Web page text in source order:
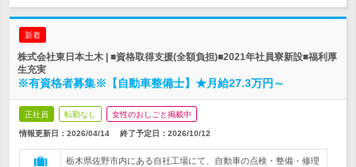
新着
株式会社東日本土木 | ■資格取得支援(全額負担)■2021年社員寮新設■福利厚
生充実
※有資格者募集※【自動車整備士】★月給27.3万円～
正社員 転勤なし 女性のおしごと掲載中
情報更新日：2026/04/14 終了予定日： 2026/10/12
栃木県佐野市内にある自社工場にて、自動車の点検・整備・修理